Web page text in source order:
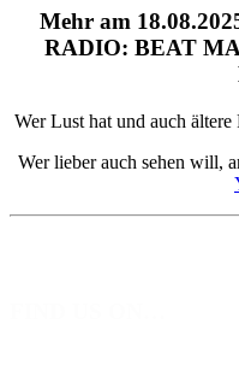
Mehr am
RADIO: BEAT
Wer Lust hat und auch ältere
Wer lieber auch sehen will,